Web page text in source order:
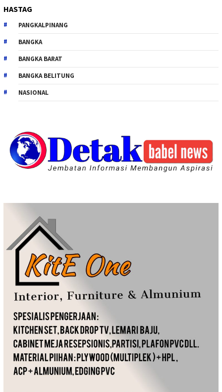
HASTAG
PANGKALPINANG
BANGKA
BANGKA BARAT
BANGKA BELITUNG
NASIONAL